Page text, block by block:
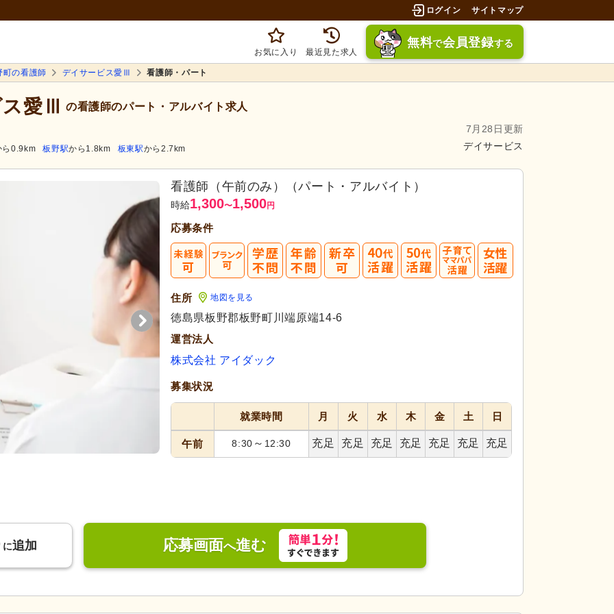
ログイン サイトマップ
お気に入り 最近見た求人
無料で会員登録する
町の看護師 デイサービス愛Ⅲ 看護師・パート
愛Ⅲ の看護師のパート・アルバイト求人
7月28日更新
デイサービス
ら0.9km 板野駅から1.8km 板東駅から2.7km
看護師（午前のみ）（パート・アルバイト）
時給1,300〜1,500円
応募条件
住所 地図を見る
徳島県板野郡板野町川端原端14-6
運営法人
株式会社 アイダック
募集状況
就業時間 月 火 水 木 金 土 日
午前 8:30 ～ 12:30 充足 充足 充足 充足 充足 充足 充足
に追加 応募画面へ進む